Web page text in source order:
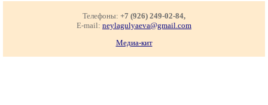
Телефоны: +7 (926) 249-02-84,
E-mail: neylagulyaeva@gmail.com
Медиа-кит